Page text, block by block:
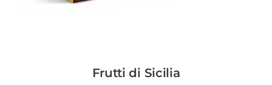
Frutti di Sicilia